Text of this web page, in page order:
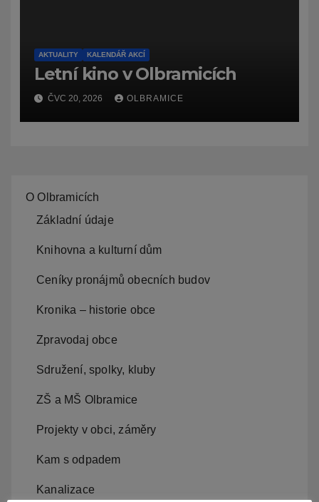
AKTUALITY KALENDÁŘ AKCÍ
Letní kino v Olbramicích
ČVC 20, 2026 OLBRAMICE
O Olbramicích
Základní údaje
Knihovna a kulturní dům
Ceníky pronájmů obecních budov
Kronika – historie obce
Zpravodaj obce
Sdružení, spolky, kluby
ZŠ a MŠ Olbramice
Projekty v obci, záměry
Kam s odpadem
Kanalizace